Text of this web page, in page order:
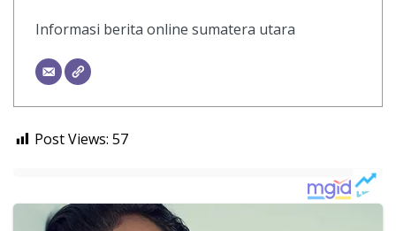
Informasi berita online sumatera utara
Post Views: 57